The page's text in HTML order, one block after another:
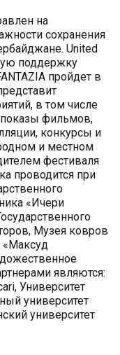
на
сохранения
United
поддержку
пройдет в
в том числе
показы фильмов,
конкурсы и
и местном
фестиваля
проводится при
«Ичери
Музея ковров
«Максуд
являются:
Университет
университет
университет